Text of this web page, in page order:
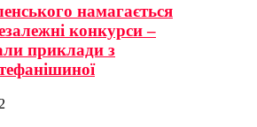
намагається
конкурси –
приклади з